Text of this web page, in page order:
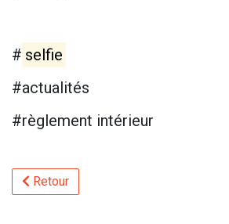
# selfie
#actualités
#règlement intérieur
Retour